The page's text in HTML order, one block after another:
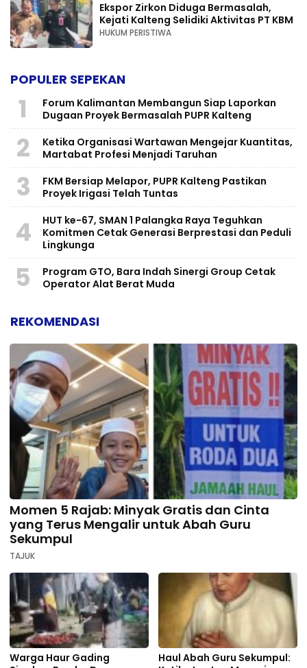
Ekspor Zirkon Diduga Bermasalah,
Kejati Kalteng Selidiki Aktivitas PT KBM
HUKUM PERISTIWA
POPULER SEPEKAN
1
Forum Kalimantan Membangun Siap Laporkan
Dugaan Proyek Bermasalah PUPR Kalteng
2
Ketika Organisasi Wartawan Mengejar Kuantitas,
Martabat Profesi Menjadi Taruhan
3
FKM Bersiap Melapor, PUPR Kalteng Pastikan
Proyek Irigasi Telah Tuntas
4
HUT ke-67, SMAN 1 Palangka Raya Teguhkan
Komitmen Cetak Generasi Berprestasi dan Peduli
Lingkunga
5
Program GTO, Bara Indah Sinergi Group Cetak
Operator Alat Berat Muda
REKOMENDASI
Momen 5 Rajab: Minyak Gratis dan Cinta
yang Terus Mengalir untuk Abah Guru
Sekumpul
TAJUK
Warga Haur Gading
Haul Abah Guru Sekumpul: